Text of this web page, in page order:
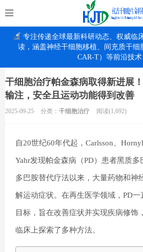
专注传递全球最新科研动态、权威临
读，涵盖神经干细胞移植、间充质干细
CAR-T）等前沿技术
干细胞治疗帕金森病取得新进展
输注，安全且运动功能得到改善
2025-09-25 分类： 干细胞治疗 阅读(1,692)
自20世纪60年代起，Carlsson、
Yahr发现帕金森病（PD）患者黑质多
多巴胺替代疗法以来，大量药物和神
解运动症状。在再生医学领域，PD
目标，旨在改善症状并实现疾病修饰
临床上探索了多种方法。